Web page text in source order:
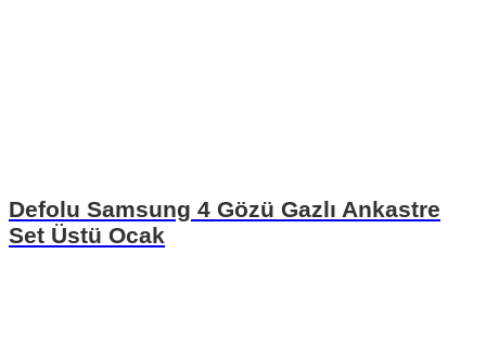
Defolu Samsung 4 Gözü Gazlı Ankastre
Set Üstü Ocak